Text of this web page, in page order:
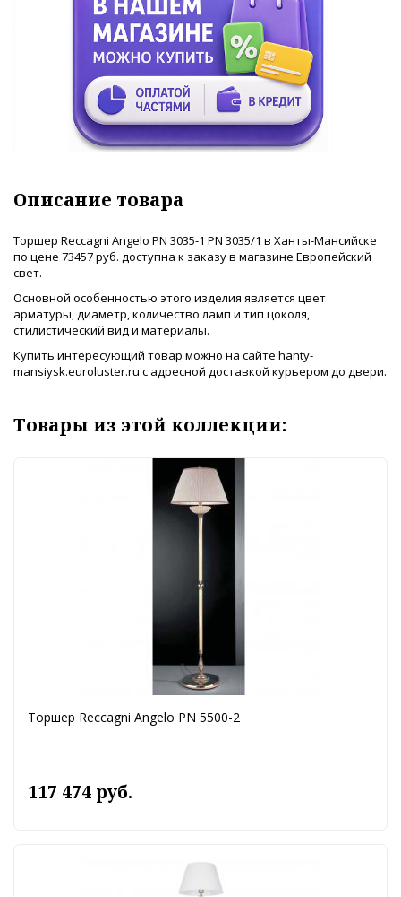
Описание товара
Торшер Reccagni Angelo PN 3035-1 PN 3035/1 в Ханты-Мансийске
по цене 73457 руб. доступна к заказу в магазине Европейский
свет.
Основной особенностью этого изделия является цвет
арматуры, диаметр, количество ламп и тип цоколя,
стилистический вид и материалы.
Купить интересующий товар можно на сайте hanty-
mansiysk.euroluster.ru с адресной доставкой курьером до двери.
Товары из этой коллекции:
Торшер Reccagni Angelo PN 5500-2
117 474 руб.